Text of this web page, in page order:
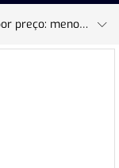
Procurar
Ordenar por preço: menor para maior